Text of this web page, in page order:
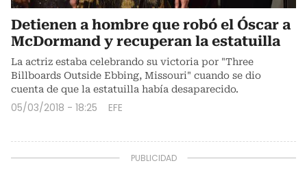
Detienen a hombre que robó el Óscar a
McDormand y recuperan la estatuilla
La actriz estaba celebrando su victoria por "Three
Billboards Outside Ebbing, Missouri" cuando se dio
cuenta de que la estatuilla había desaparecido.
05/03/2018 - 18:25 EFE